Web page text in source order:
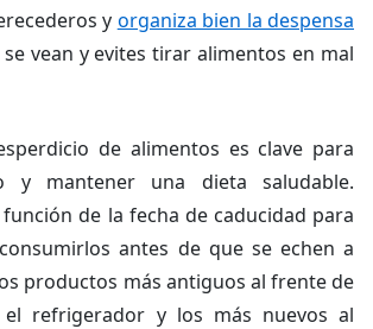
y organiza bien la despensa
vean y evites tirar alimentos en mal
de alimentos es clave para
y mantener una dieta saludable.
de la fecha de caducidad para
antes de que se echen a
productos más antiguos al frente de
el refrigerador y los más nuevos al